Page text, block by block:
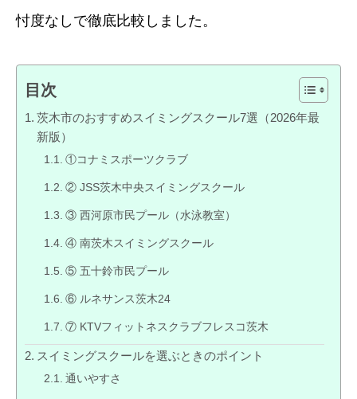
忖度なしで徹底比較しました。
目次
茨木市のおすすめスイミングスクール7選（2026年最
新版）
①コナミスポーツクラブ
② JSS茨木中央スイミングスクール
③ 西河原市民プール（水泳教室）
④ 南茨木スイミングスクール
⑤ 五十鈴市民プール
⑥ ルネサンス茨木24
⑦ KTVフィットネスクラブフレスコ茨木
スイミングスクールを選ぶときのポイント
通いやすさ